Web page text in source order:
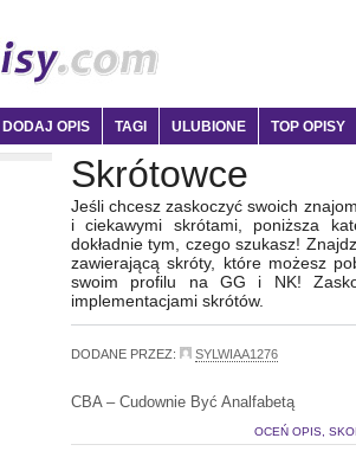
DODAJ OPIS TAGI ULUBIONE TOP OPISY
Skrótowce
Jeśli chcesz zaskoczyć swoich
i ciekawymi skrótami, poniższa
dokładnie tym, czego szukasz!
zawierającą skróty, które możesz
swoim profilu na GG i NK!
implementacjami skrótów.
DODANE PRZEZ: SYLWIAA1276
CBA – Cudownie Być Analfabetą
OCEŃ OPIS,